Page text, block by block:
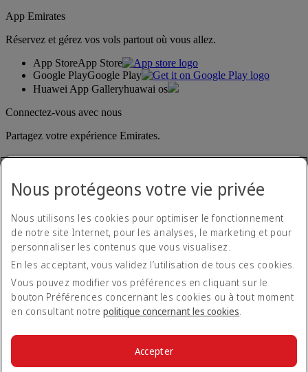
App Emirates
Réservez et gérez vos vols partout où vous allez.
App StoreApp Store
Google PlayGoogle Play
Huawei App Galleryhuawai os
Connectez-vous avec nous
Partagez votre expérience Emirates.
Déclaration d'accessibilité
Nous contacter
Politique de confidentialité
Conditions générales
Politique en matière de cookies
Cyber-sécurité
Nous protégeons votre vie privée
Nous utilisons les cookies pour optimiser le fonctionnement
de notre site Internet, pour les analyses, le marketing et pour
personnaliser les contenus que vous visualisez.
En les acceptant, vous validez l’utilisation de tous ces cookies.
Vous pouvez modifier vos préférences en cliquant sur le
bouton Préférences concernant les cookies ou à tout moment
en consultant notrepolitique concernant les cookies.
Accepter